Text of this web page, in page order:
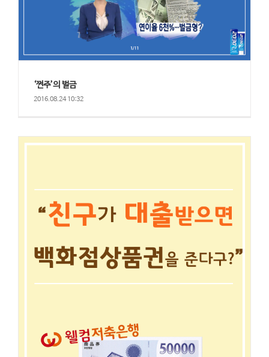
‘쩐주’의 벌금
2016.08.24 10:32